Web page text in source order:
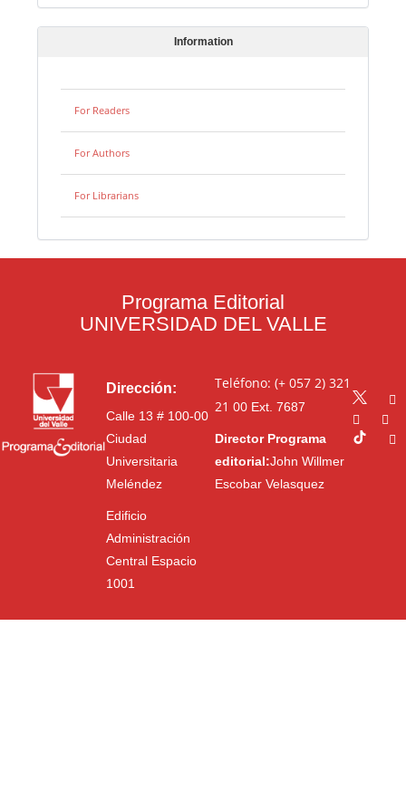
Information
For Readers
For Authors
For Librarians
Programa Editorial
UNIVERSIDAD DEL VALLE
Dirección:
Calle 13 # 100-00
Ciudad
Universitaria
Meléndez
Edificio
Administración
Central Espacio
1001
Teléfono: (+ 057 2) 321
21 00Ext. 7687
Director Programa
editorial:John Willmer
Escobar Velasquez